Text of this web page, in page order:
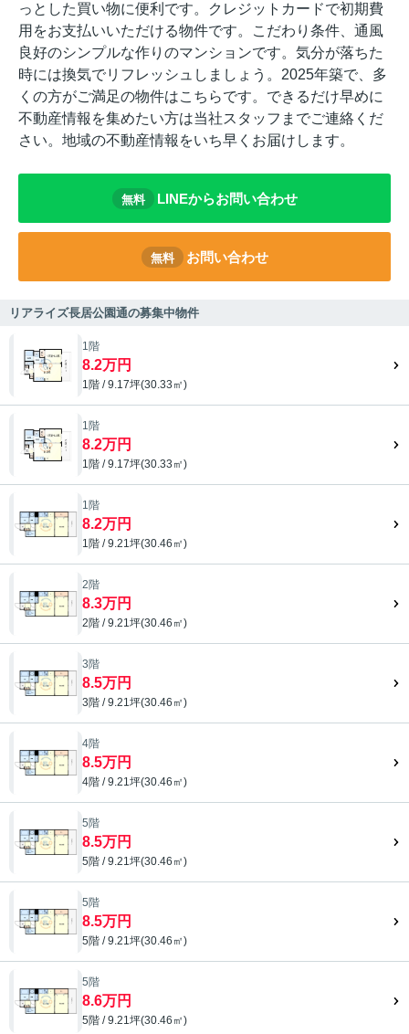
っとした買い物に便利です。クレジットカードで初期費
用をお支払いいただける物件です。こだわり条件、通風
良好のシンプルな作りのマンションです。気分が落ちた
時には換気でリフレッシュしましょう。2025年築で、多
くの方がご満足の物件はこちらです。できるだけ早めに
不動産情報を集めたい方は当社スタッフまでご連絡くだ
さい。地域の不動産情報をいち早くお届けします。
無料 LINEからお問い合わせ
無料 お問い合わせ
リアライズ長居公園通の募集中物件
1階
8.2万円
1階 / 9.17坪(30.33㎡)
1階
8.2万円
1階 / 9.17坪(30.33㎡)
1階
8.2万円
1階 / 9.21坪(30.46㎡)
2階
8.3万円
2階 / 9.21坪(30.46㎡)
3階
8.5万円
3階 / 9.21坪(30.46㎡)
4階
8.5万円
4階 / 9.21坪(30.46㎡)
5階
8.5万円
5階 / 9.21坪(30.46㎡)
5階
8.5万円
5階 / 9.21坪(30.46㎡)
5階
8.6万円
5階 / 9.21坪(30.46㎡)